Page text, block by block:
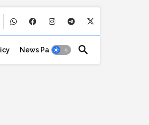
News Paper Cutting